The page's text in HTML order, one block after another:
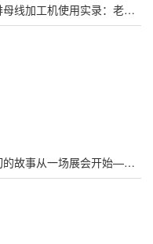
铜排母线加工机使用实录：老师傅的选机心得与操作要领
一切的故事从一场展会开始——母线加工机